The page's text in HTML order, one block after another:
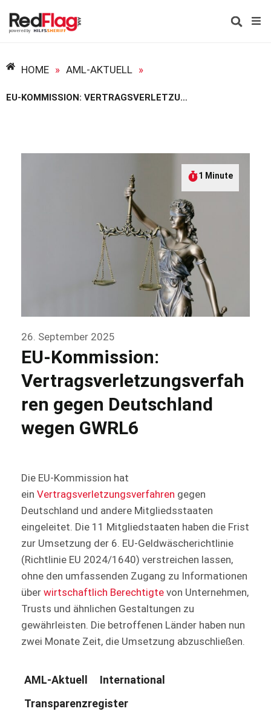
HOME » AML-AKTUELL »
EU-KOMMISSION: VERTRAGSVERLETZUNGSVERFAHREN GEGEN DEUTSCHLAND WEGEN GWRL6
26. September 2025
EU-Kommission:
Vertragsverletzungsverfah
ren gegen Deutschland
wegen GWRL6
1 Minute
Die EU-Kommission hat
ein Vertragsverletzungsverfahren gegen
Deutschland und andere Mitgliedsstaaten
eingeleitet. Die 11 Mitgliedstaaten haben die Frist
zur Umsetzung der 6. EU-Geldwäscherichtlinie
(Richtlinie EU 2024/1640) verstreichen lassen,
ohne den umfassenden Zugang zu Informationen
über wirtschaftlich Berechtigte von Unternehmen,
Trusts und ähnlichen Gestaltungen zu
gewährleisten. Die betroffenen Länder haben nun
zwei Monate Zeit, die Umsetzung abzuschließen.
AML-Aktuell
International
Transparenzregister